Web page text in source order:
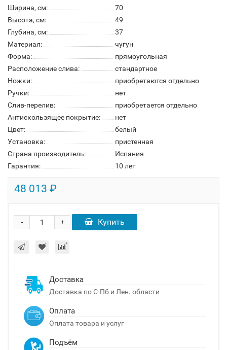
Ширина, см:
70
Высота, см:
49
Глубина, см:
37
Материал:
чугун
Форма:
прямоугольная
Расположение слива:
стандартное
Ножки:
приобретаются отдельно
Ручки:
нет
Слив-перелив:
приобретается отдельно
Антискользящее покрытие:
нет
Цвет:
белый
Установка:
пристенная
Страна производитель:
Испания
Гарантия:
10 лет
48 013 ₽
+
- Купить
Доставка
Доставка по С-Пб и Лен. области
Оплата
Оплата товара и услуг
Подъём